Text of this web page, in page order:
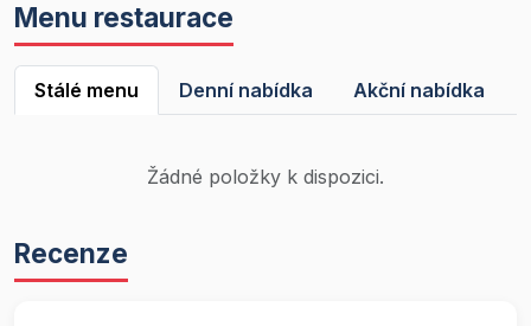
Menu restaurace
Stálé menu Denní nabídka Akční nabídka
Žádné položky k dispozici.
Recenze